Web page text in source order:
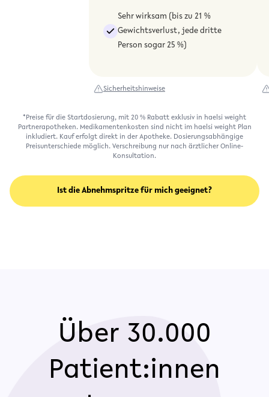
Sehr wirksam (bis zu 21 %
Gewichtsverlust, jede dritte
Person sogar 25 %)
Sicherheitshinweise
*Preise für die Startdosierung, mit 20 % Rabatt exklusiv in haelsi weight
Partnerapotheken. Medikamentenkosten sind nicht im haelsi weight Plan
inkludiert. Kauf erfolgt direkt in der Apotheke. Dosierungsabhängige
Preisunterschiede möglich. Verschreibung nur nach ärztlicher Online-
Konsultation.
Ist die Abnehmspritze für mich geeignet?
Über 30.000
Patient:innen